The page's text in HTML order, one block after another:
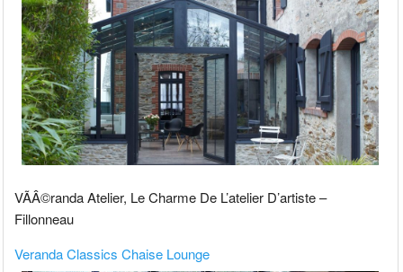
VÃÂ©randa Atelier, Le Charme De L’atelier D’artiste –
Fillonneau
Veranda Classics Chaise Lounge